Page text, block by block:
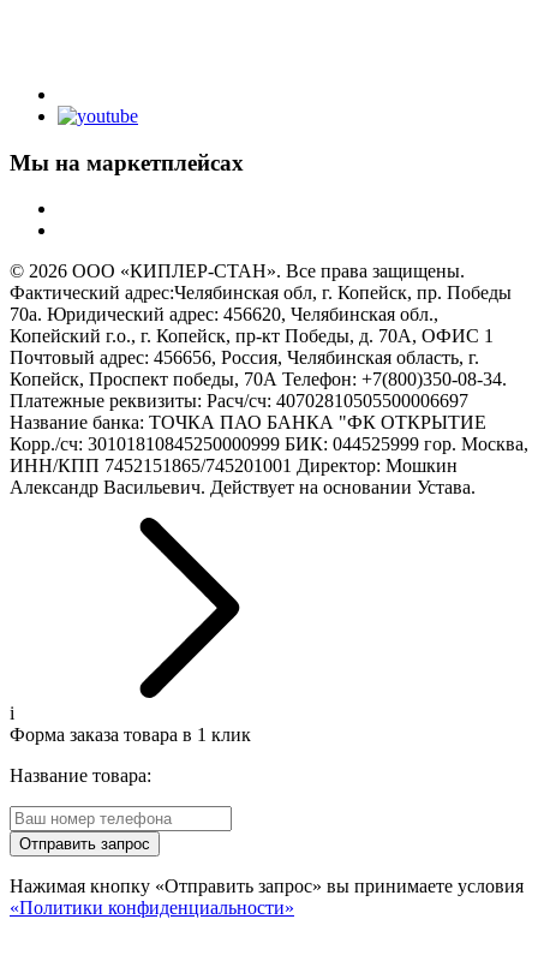
Мы на маркетплейсах
© 2026 ООО «КИПЛЕР-СТАН». Все права защищены.
Фактический адрес:Челябинская обл, г. Копейск, пр. Победы
70а. Юридический адрес: 456620, Челябинская обл.,
Копейский г.о., г. Копейск, пр-кт Победы, д. 70А, ОФИС 1
Почтовый адрес: 456656, Россия, Челябинская область, г.
Копейск, Проспект победы, 70А Телефон: +7(800)350-08-34.
Платежные реквизиты: Расч/сч: 40702810505500006697
Название банка: ТОЧКА ПАО БАНКА "ФК ОТКРЫТИЕ
Корр./сч: 30101810845250000999 БИК: 044525999 гор. Москва,
ИНН/КПП 7452151865/745201001 Директор: Мошкин
Александр Васильевич. Действует на основании Устава.
i
Форма заказа товара в 1 клик
Название товара:
Отправить запрос
Нажимая кнопку «Отправить запрос» вы принимаете условия
«Политики конфиденциальности»